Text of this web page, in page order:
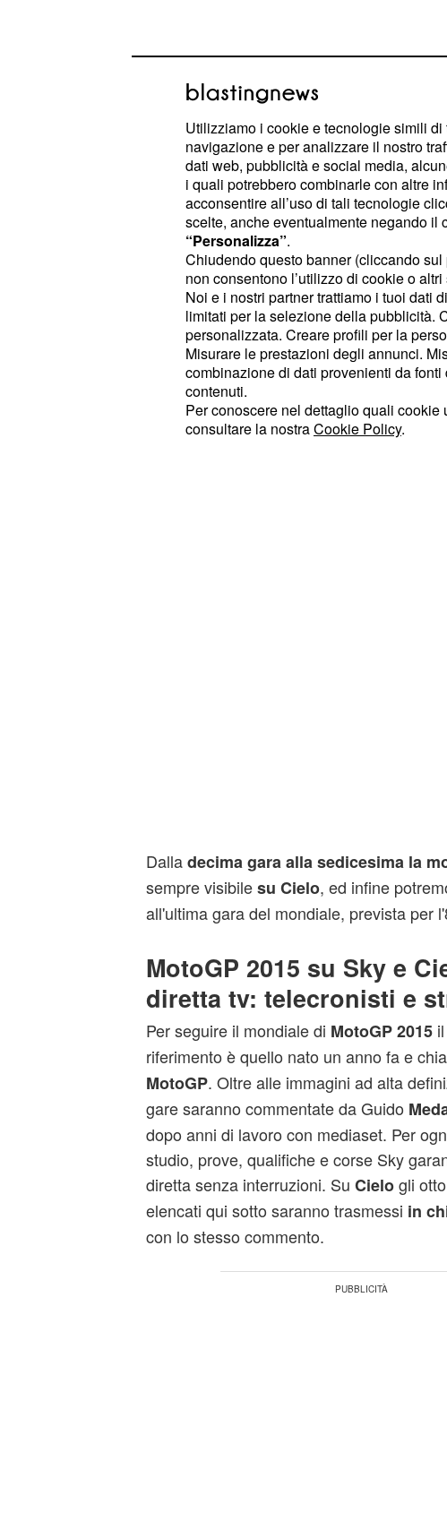
Calendario MotoGP
su Cielo di 8 GP in
Sky, quando si inizia?
Come abbiamo anticipato la bella notizia
in Calendario di MotoGP 2015,
chiarosuCieloper tutti. La brutta notizia
bisognerà aspettare parecchio prima di
gara in chiaro. LaMotoGp 2015 inzia
con la prima gara dalQatarsul
(esclusiva Sky), ma otto dei primi nove
stagione saranno solo su Sky.La prima
quando si
Italia al Mugello. Poi nuovamente tre
Dalladecima gara alla sedicesima la
sempre visibilesu Cielo, ed infine
all'ultima gara del mondiale, prevista per
MotoGP 2015 su Sky e
diretta tv: telecronisti e
Per seguire il mondiale di MotoGP 2015il
riferimento è quello nato un anno fa e
MotoGP. Oltre alle immagini ad alta
gare saranno commentate da Guido
dopo anni di lavoro con mediaset. Per
studio, prove, qualifiche e corse Sky
diretta senza interruzioni. Su Cielogli otto
elencati qui sotto saranno trasmessi in
con lo stesso commento.
Utilizziamo i cookie e tecnologie simili
navigazione e per analizzare il nostro
dati web, pubblicità e social media,
i quali potrebbero combinarle con altre
acconsentire all’uso di tali tecnologie
scelte, anche eventualmente negando il
“Personalizza”.
Chiudendo questo banner (cliccando
non consentono l’utilizzo di cookie o
Noi e i nostri partner trattiamo i tuoi dati
limitati per la selezione della pubblicità.
personalizzata. Creare profili per la
Misurare le prestazioni degli annunci.
combinazione di dati provenienti da
contenuti.
Per conoscere nel dettaglio quali
consultare la nostraCookie Policy.